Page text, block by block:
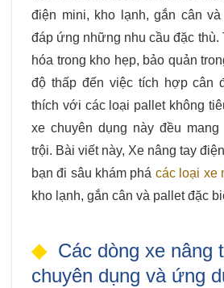
điện mini, kho lạnh, gắn cân
đáp ứng những nhu cầu đặc
hóa trong kho hẹp, bảo quản
độ thấp đến việc tích hợp cân
thích với các loại pallet không
xe chuyên dụng này đều
trội. Bài viết này, Xe nâng tay
bạn đi sâu khám phá các loại xe
kho lạnh, gắn cân và pallet đặc
Các dòng xe nâng
chuyên dụng và ứng